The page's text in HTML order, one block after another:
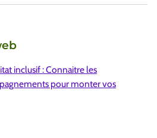
inclusif : Connaitre les
pour monter vos